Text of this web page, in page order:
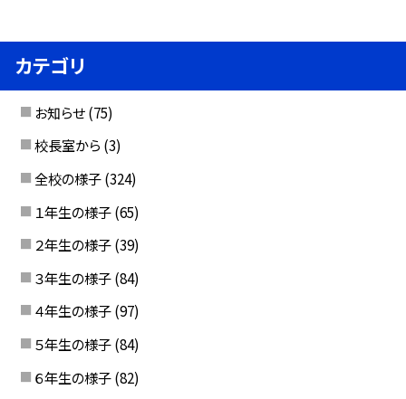
カテゴリ
お知らせ (75)
校長室から (3)
全校の様子 (324)
１年生の様子 (65)
２年生の様子 (39)
３年生の様子 (84)
４年生の様子 (97)
５年生の様子 (84)
６年生の様子 (82)